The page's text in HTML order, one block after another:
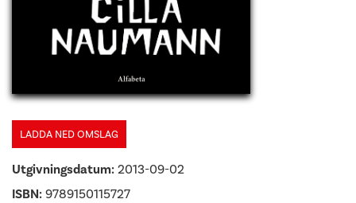
LADDA NED OMSLAG
Utgivningsdatum: 2013-09-02
ISBN: 9789150115727